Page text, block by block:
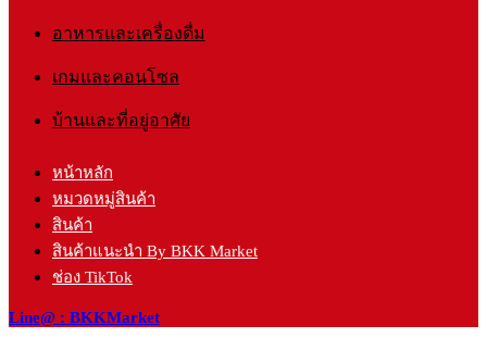
อาหารและเครื่องดื่ม
เกมและคอนโซล
บ้านและที่อยู่อาศัย
หน้าหลัก
หมวดหมู่สินค้า
สินค้า
สินค้าแนะนำ By BKK Market
ช่อง TikTok
Line@ : BKKMarket